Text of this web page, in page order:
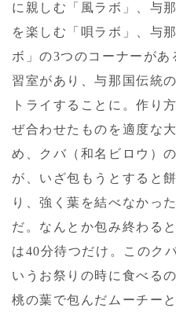
に親しむ「風ラボ」、与
を楽しむ「唄ラボ」、与
ボ」の3つのコーナーが
習室があり、与那国伝統
トライすることに。作り
ぜ合わせたものを適度な
め、クバ（和名ビロウ）
が、いざ包もうとすると
り、強く葉を結べなかっ
だ。なんとか包み終わる
は40分待つだけ。このク
いうお祭りの時に食べる
桃の葉で包んだムーチー